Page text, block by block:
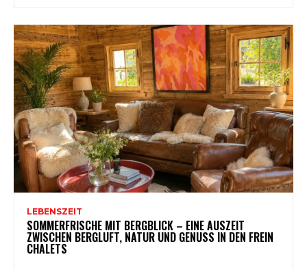
LEBENSZEIT
SOMMERFRISCHE MIT BERGBLICK – EINE AUSZEIT
ZWISCHEN BERGLUFT, NATUR UND GENUSS IN DEN FREIN
CHALETS